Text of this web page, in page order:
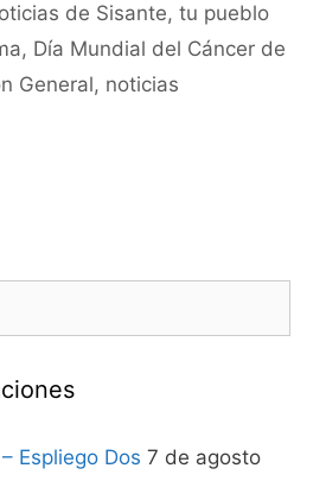
de Sisante, tu pueblo
, Día Mundial del Cáncer de
General, noticias
Espliego Dos 7 de agosto